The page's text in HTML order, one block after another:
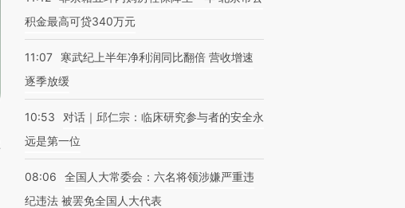
积金最高可贷340万元
11:07
寒武纪上半年净利润同比翻倍 营收增速
逐季放缓
10:53
对话｜邱仁宗：临床研究参与者的安全永
远是第一位
08:06
全国人大常委会：六名将领涉嫌严重违
纪违法 被罢免全国人大代表